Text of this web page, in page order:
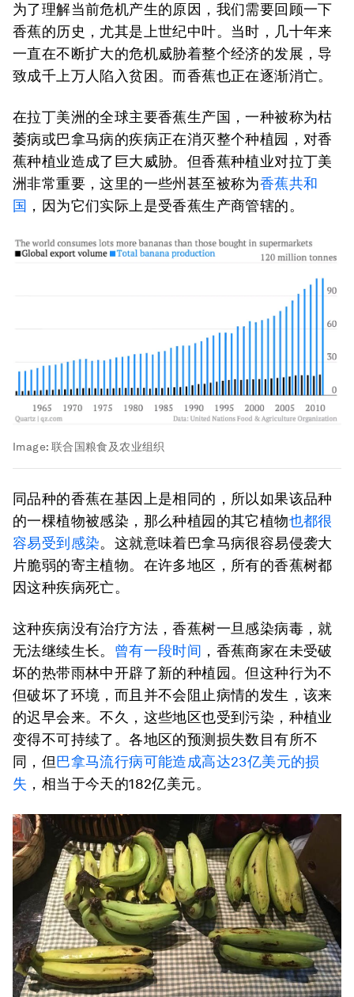
为了理解当前危机产生的原因，我们需要回顾一下
香蕉的历史，尤其是上世纪中叶。当时，几十年来
一直在不断扩大的危机威胁着整个经济的发展，导
致成千上万人陷入贫困。而香蕉也正在逐渐消亡。
在拉丁美洲的全球主要香蕉生产国，一种被称为枯
萎病或巴拿马病的疾病正在消灭整个种植园，对香
蕉种植业造成了巨大威胁。但香蕉种植业对拉丁美
洲非常重要，这里的一些州甚至被称为香蕉共和
国 ，因为它们实际上是受香蕉生产商管辖的。
Image: 联合国粮食及农业组织
同品种的香蕉在基因上是相同的，所以如果该品种
的一棵植物被感染，那么种植园的其它植物也都很
容易受到感染。这就意味着巴拿马病很容易侵袭大
片脆弱的寄主植物。在许多地区，所有的香蕉树都
因这种疾病死亡。
这种疾病没有治疗方法，香蕉树一旦感染病毒，就
无法继续生长。 曾有一段时间 ，香蕉商家在未受破
坏的热带雨林中开辟了新的种植园。但这种行为不
但破坏了环境，而且并不会阻止病情的发生，该来
的迟早会来。不久，这些地区也受到污染，种植业
变得不可持续了。各地区的预测损失数目有所不
同，但巴拿马流行病可能造成高达23亿美元的损
失 ，相当于今天的182亿美元。